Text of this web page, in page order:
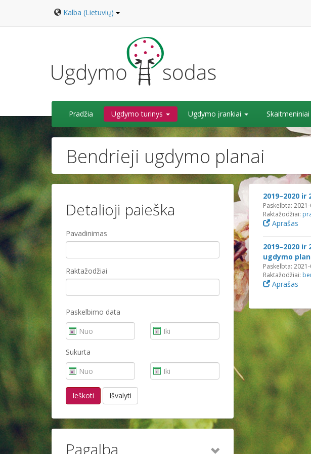
Kalba (Lietuvių)
Pradžia Ugdymo turinys Ugdymo įrankiai
Bendrieji ugdymo planai
Detalioji paieška
Pavadinimas
Raktažodžiai
Paskelbimo data
Sukurta
Ieškoti Išvalyti
Pagalba
2019–2020
Paskelbta:
Raktažodžiai:
Aprašas
2019–2020
ugdymo
Paskelbta:
Raktažodžiai:
Aprašas